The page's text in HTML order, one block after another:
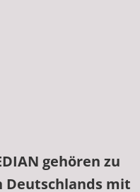
YouTube
zu Facebook
Verlinkung zu
gehören zu
Deutschlands mit